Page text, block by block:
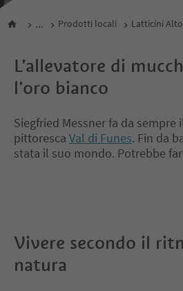
... Prodotti locali Latticini
L’allevatore di
l’oro bianco
Siegfried Messner fa da
pittoresca Val di Funes. Fin da
stata il suo mondo. Potrebbe
Vivere secondo il
natura